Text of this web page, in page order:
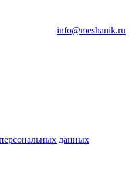
info@meshanik.ru
данных